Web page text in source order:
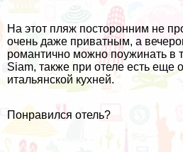
На этот пляж посторонним не
очень даже приватным, а
романтично можно поужинать в
Siam, также при отеле есть еще
итальянской кухней.
Понравился отель?